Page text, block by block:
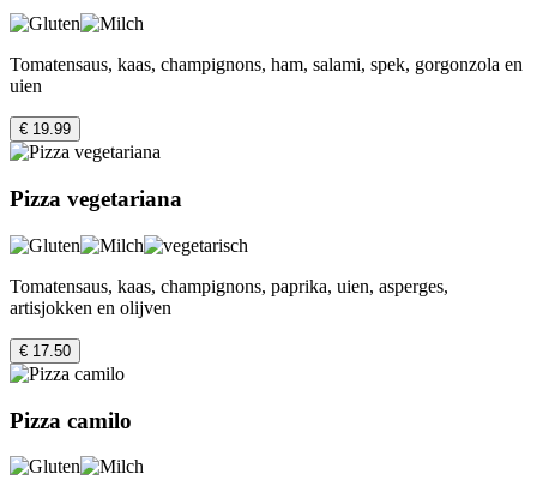
Tomatensaus, kaas, champignons, ham, salami, spek, gorgonzola en
uien
€ 19.99
Pizza vegetariana
Tomatensaus, kaas, champignons, paprika, uien, asperges,
artisjokken en olijven
€ 17.50
Pizza camilo